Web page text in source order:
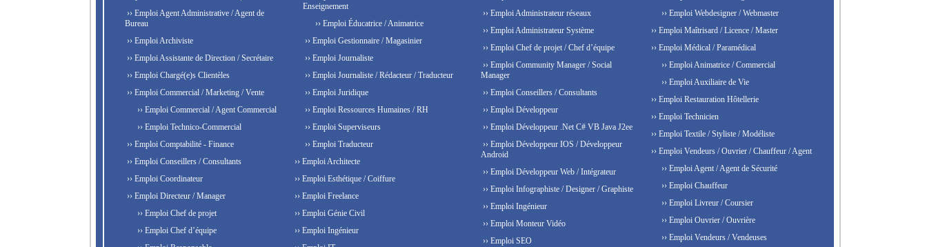
›› Emploi Agent Administrative / Agent de
Bureau
›› Emploi Archiviste
›› Emploi Assistante de Direction / Secrétaire
›› Emploi Chargé(e)s Clientèles
›› Emploi Commercial / Marketing / Vente
›› Emploi Commercial / Agent Commercial
›› Emploi Technico-Commercial
›› Emploi Comptabilité - Finance
›› Emploi Conseillers / Consultants
›› Emploi Coordinateur
›› Emploi Directeur / Manager
›› Emploi Chef de projet
›› Emploi Chef d’équipe
Enseignement
›› Emploi Éducatrice / Animatrice
›› Emploi Gestionnaire / Magasinier
›› Emploi Journaliste
›› Emploi Journaliste / Rédacteur / Traducteur
›› Emploi Juridique
›› Emploi Ressources Humaines / RH
›› Emploi Superviseurs
›› Emploi Traducteur
›› Emploi Architecte
›› Emploi Esthétique / Coiffure
›› Emploi Freelance
›› Emploi Génie Civil
›› Emploi Ingénieur
›› Emploi Administrateur réseaux
›› Emploi Administrateur Système
›› Emploi Chef de projet / Chef d’équipe
›› Emploi Community Manager / Social
Manager
›› Emploi Conseillers / Consultants
›› Emploi Développeur
›› Emploi Développeur .Net C# VB Java J2ee
›› Emploi Développeur IOS / Développeur
Android
›› Emploi Développeur Web / Intégrateur
›› Emploi Infographiste / Designer / Graphiste
›› Emploi Ingénieur
›› Emploi Monteur Vidéo
›› Emploi SEO
›› Emploi Webdesigner / Webmaster
›› Emploi Maîtrisard / Licence / Master
›› Emploi Médical / Paramédical
›› Emploi Animatrice / Commercial
›› Emploi Auxiliaire de Vie
›› Emploi Restauration Hôtellerie
›› Emploi Technicien
›› Emploi Textile / Styliste / Modéliste
›› Emploi Vendeurs / Ouvrier / Chauffeur / Agent
›› Emploi Agent / Agent de Sécurité
›› Emploi Chauffeur
›› Emploi Livreur / Coursier
›› Emploi Ouvrier / Ouvrière
›› Emploi Vendeurs / Vendeuses